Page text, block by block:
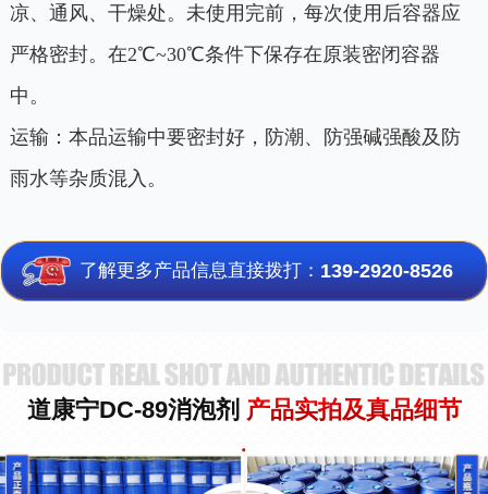
凉、通风、干燥处。未使用完前，每次使用后容器应
严格密封。在2℃~30℃条件下保存在原装密闭容器
中。
运输：本品运输中要密封好，防潮、防强碱强酸及防
雨水等杂质混入。
了解更多产品信息直接拨打：139-2920-8526
道康宁DC-89消泡剂 产品实拍及真品细节